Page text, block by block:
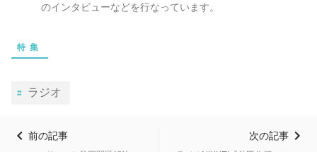
のインタビューなどを行なっています。
特集
ラジオ
前の記事 次の記事